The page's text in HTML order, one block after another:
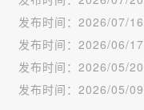
发布时间： 2026/07/16
发布时间： 2026/06/17
发布时间： 2026/05/20
发布时间： 2026/05/09